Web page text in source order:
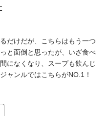
だけだが、こちらはもう一つ
と面倒と思ったが、いざ食べ
になくなり、スープも飲んじ
ャンルではこちらがNO.1！